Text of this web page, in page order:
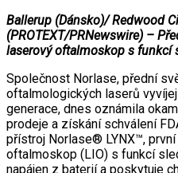
Ballerup (Dánsko)/ Redwood
(PROTEXT/PRNewswire) –
laserový oftalmoskop s funkcí
Společnost Norlase, přední
oftalmologických laserů
generace, dnes oznámila
prodeje a získání schválení
přístroj Norlase® LYNX™,
oftalmoskop (LIO) s funkcí
napájen z baterií a poskytuje